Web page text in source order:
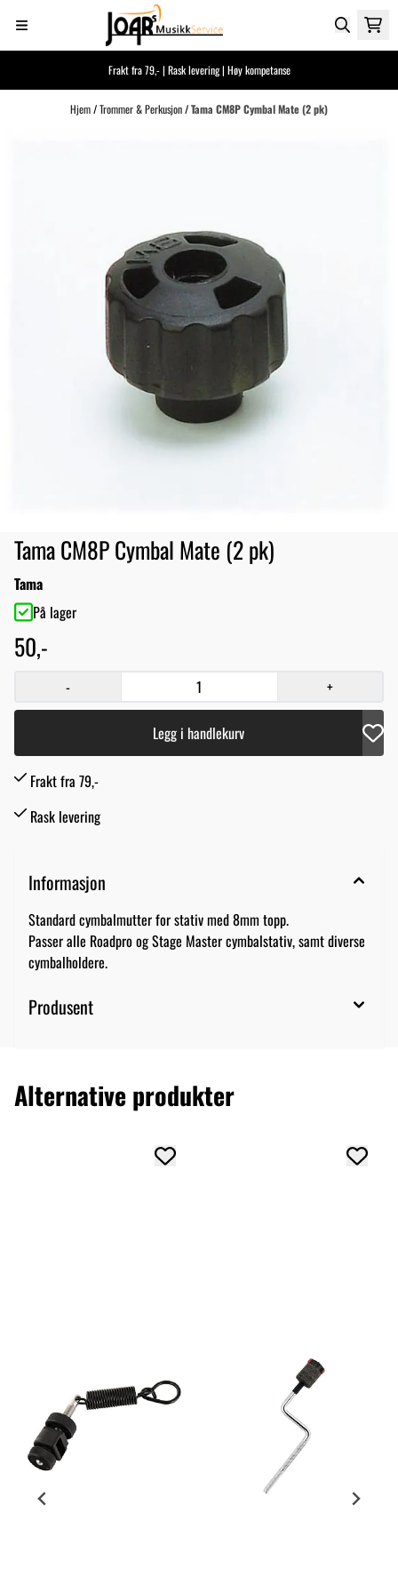
Hopp til innhold
Frakt fra 79,- | Rask levering | Høy kompetanse
Hjem/Trommer & Perkusjon/Tama CM8P Cymbal Mate (2 pk)
Tama CM8P Cymbal Mate (2 pk)
Tama
På lager
50,-
- +
Legg i handlekurv
Frakt fra 79,-
Rask levering
Informasjon
Standard cymbalmutter for stativ med 8mm topp.
Passer alle Roadpro og Stage Master cymbalstativ, samt diverse
cymbalholdere.
Produsent
Alternative produkter